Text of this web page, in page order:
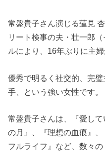
常盤貴子さん演じる蓮見
リート検事の夫・壮一郎
ルにより、16年ぶりに主
優秀で明るく社交的、完
手、という強い女性です。
常盤貴子さんは、『愛し
の月』、『理想の血痕』
フルライフ』など、数々